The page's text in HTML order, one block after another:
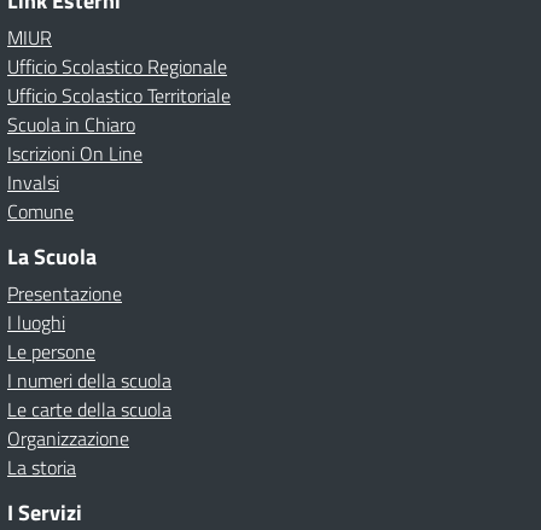
MIUR
Ufficio Scolastico Regionale
Ufficio Scolastico Territoriale
Scuola in Chiaro
Iscrizioni On Line
Invalsi
Comune
La Scuola
Presentazione
I luoghi
Le persone
I numeri della scuola
Le carte della scuola
Organizzazione
La storia
I Servizi